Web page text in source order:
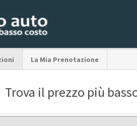
La Mia Prenotazione
Trova il prezzo più